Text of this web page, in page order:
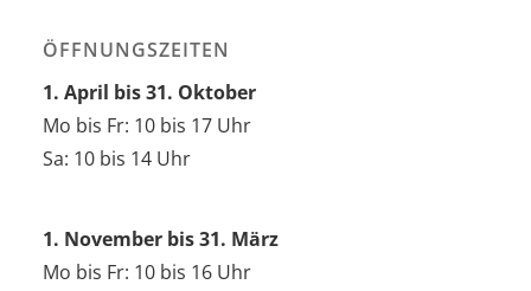
ÖFFNUNGSZEITEN
1. April bis 31. Oktober
Mo bis Fr: 10 bis 17 Uhr
Sa: 10 bis 14 Uhr
1. November bis 31. März
Mo bis Fr: 10 bis 16 Uhr